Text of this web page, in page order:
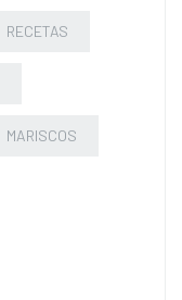
RECETAS
MARISCOS